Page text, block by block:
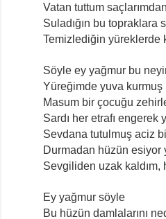
Vatan tuttum
Suladığın bu topraklara
Temizlediğin yüreklerde
Söyle ey yağmur bu
Yüreğimde yuva kurmuş
Masum bir çocuğu
Sardı her etrafı engerek
Sevdana tutulmuş aciz
Durmadan hüzün esiyor
Sevgiliden uzak kaldım,
Ey yağmur söyle
Bu hüzün damlalarını